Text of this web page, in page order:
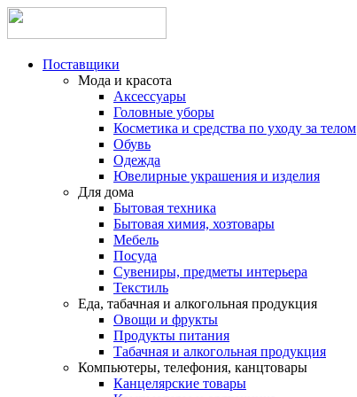
Поставщики
Мода и красота
Аксессуары
Головные уборы
Косметика и средства по уходу за телом
Обувь
Одежда
Ювелирные украшения и изделия
Для дома
Бытовая техника
Бытовая химия, хозтовары
Мебель
Посуда
Сувениры, предметы интерьера
Текстиль
Еда, табачная и алкогольная продукция
Овощи и фрукты
Продукты питания
Табачная и алкогольная продукция
Компьютеры, телефония, канцтовары
Канцелярские товары